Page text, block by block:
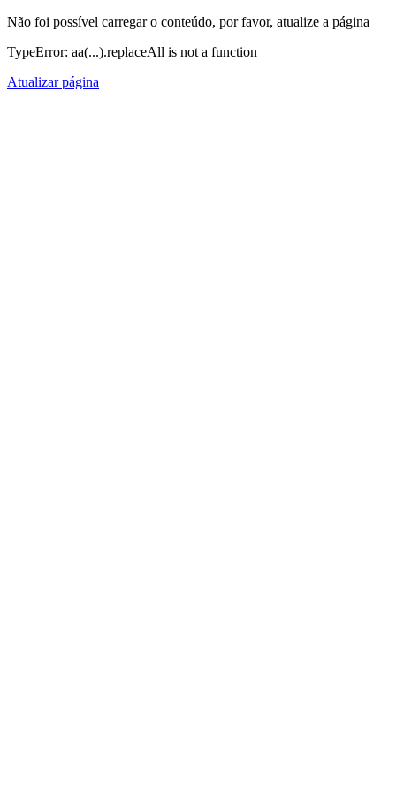
Não foi possível carregar o conteúdo, por favor, atualize a página
TypeError: aa(...).replaceAll is not a function
Atualizar página